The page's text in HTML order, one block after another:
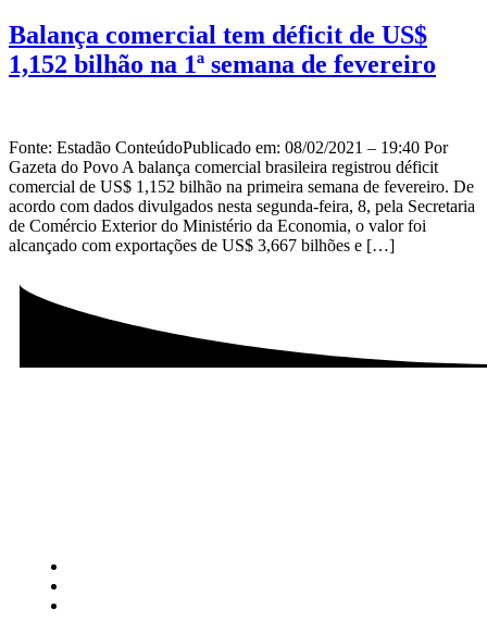
Balança comercial tem déficit de US$
1,152 bilhão na 1ª semana de fevereiro
Fonte: Estadão ConteúdoPublicado em: 08/02/2021 – 19:40 Por
Gazeta do Povo A balança comercial brasileira registrou déficit
comercial de US$ 1,152 bilhão na primeira semana de fevereiro. De
acordo com dados divulgados nesta segunda-feira, 8, pela Secretaria
de Comércio Exterior do Ministério da Economia, o valor foi
alcançado com exportações de US$ 3,667 bilhões e […]
Menu